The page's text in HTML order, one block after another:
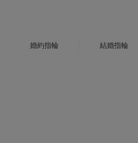
婚約指輪 結婚指輪